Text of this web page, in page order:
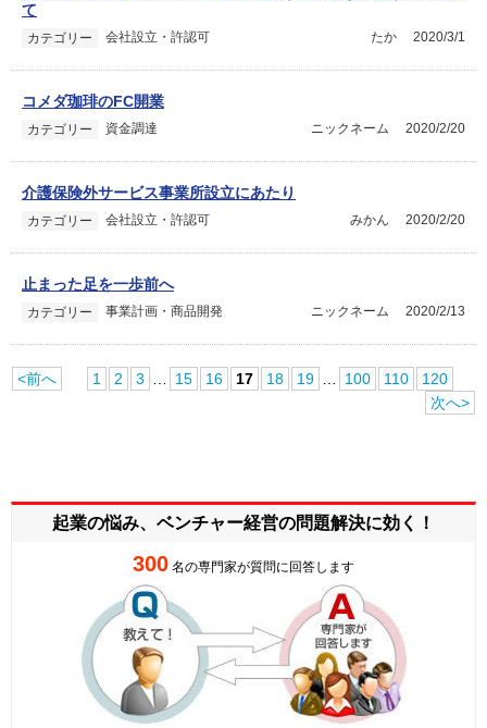
て
カテゴリー 会社設立・許認可 2020/3/1
たか
コメダ珈琲のFC開業
カテゴリー 資金調達 2020/2/20
ニックネーム
介護保険外サービス事業所設立にあたり
カテゴリー 会社設立・許認可 2020/2/20
みかん
止まった足を一歩前へ
カテゴリー 事業計画・商品開発 2020/2/13
ニックネーム
<前へ 1 2 3 15 16 17 18 19 100 110
120
次へ>
起業の悩み、ベンチャー経営の問題解決に効く！
300 名の専門家が質問に回答します